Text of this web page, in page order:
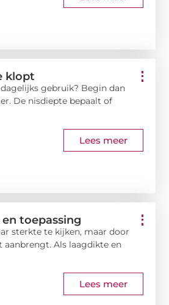
klopt
gebruik? Begin dan
De nisdiepte bepaalt of
Lees meer
toepassing
sterkte te kijken, maar door
Als laagdikte en
Lees meer